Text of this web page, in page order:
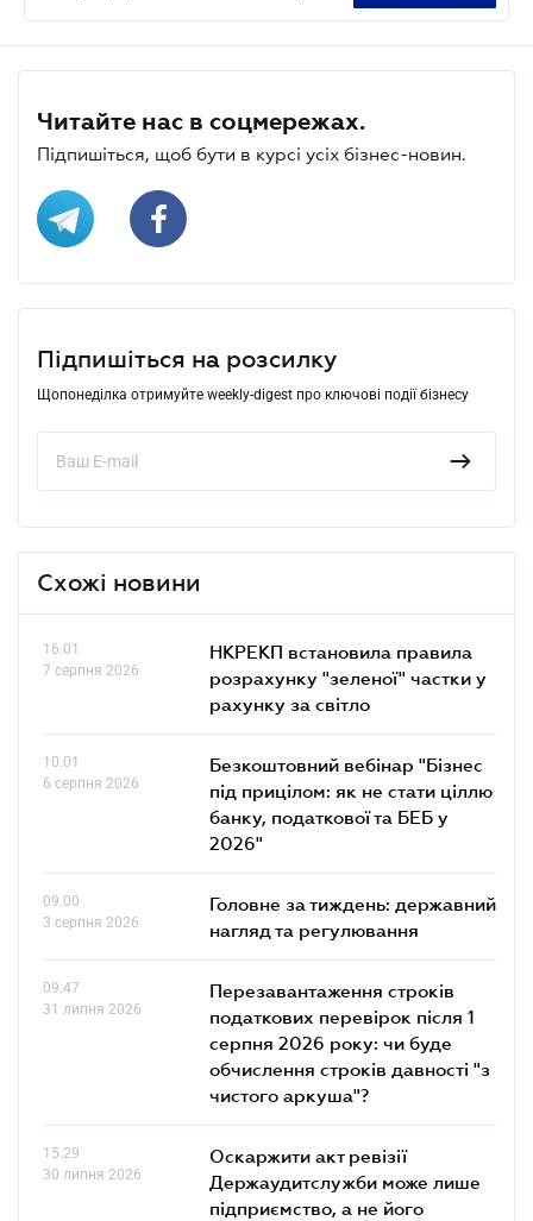
Читайте нас в соцмережах.
Підпишіться, щоб бути в курсі усіх бізнес-новин.
Підпишіться на розсилку
Щопонеділка отримуйте weekly-digest про ключові події бізнесу
Схожі новини
16.01
7 серпня 2026
НКРЕКП встановила правила
розрахунку "зеленої" частки у
рахунку за світло
10.01
6 серпня 2026
Безкоштовний вебінар "Бізнес
під прицілом: як не стати ціллю
банку, податкової та БЕБ у
2026"
09.00
3 серпня 2026
Головне за тиждень: державний
нагляд та регулювання
09.47
31 липня 2026
Перезавантаження строків
податкових перевірок після 1
серпня 2026 року: чи буде
обчислення строків давності "з
чистого аркуша"?
15.29
30 липня 2026
Оскаржити акт ревізії
Держаудитслужби може лише
підприємство, а не його